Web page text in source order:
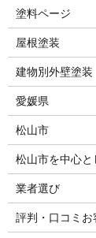
塗料ページ
屋根塗装
建物別外壁塗装
愛媛県
松山市
松山市を中心
業者選び
評判・口コミお